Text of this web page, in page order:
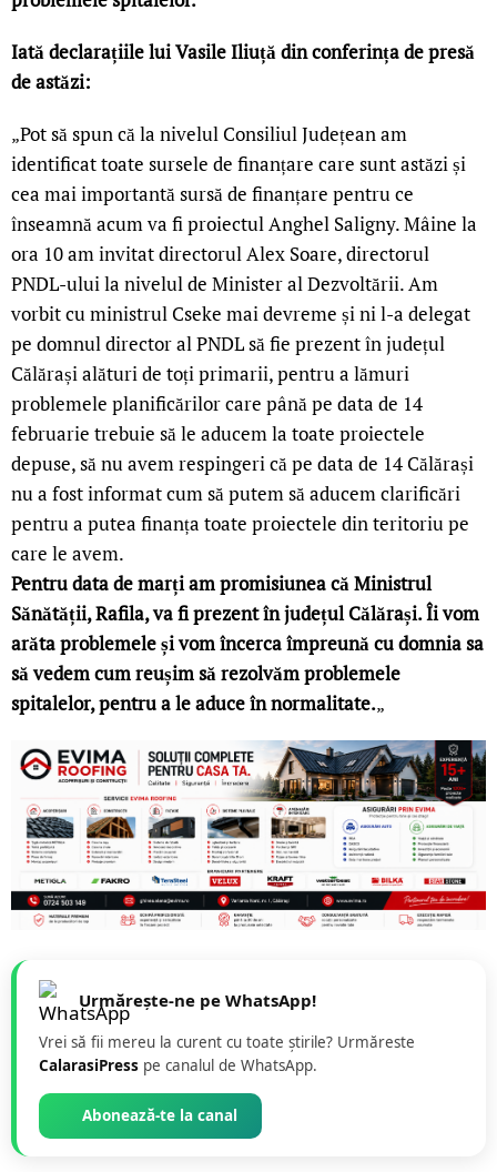
Iată declarațiile lui Vasile Iliuță din conferința de presă
de astăzi:
„Pot să spun că la nivelul Consiliul Județean am
identificat toate sursele de finanțare care sunt astăzi și
cea mai importantă sursă de finanțare pentru ce
înseamnă acum va fi proiectul Anghel Saligny. Mâine la
ora 10 am invitat directorul Alex Soare, directorul
PNDL-ului la nivelul de Minister al Dezvoltării. Am
vorbit cu ministrul Cseke mai devreme și ni l-a delegat
pe domnul director al PNDL să fie prezent în județul
Călărași alături de toți primarii, pentru a lămuri
problemele planificărilor care până pe data de 14
februarie trebuie să le aducem la toate proiectele
depuse, să nu avem respingeri că pe data de 14 Călărași
nu a fost informat cum să putem să aducem clarificări
pentru a putea finanța toate proiectele din teritoriu pe
care le avem.
Pentru data de marți am promisiunea că Ministrul
Sănătății, Rafila, va fi prezent în județul Călărași. Îi vom
arăta problemele și vom încerca împreună cu domnia sa
să vedem cum reușim să rezolvăm problemele
spitalelor, pentru a le aduce în normalitate.„
Urmărește-ne pe WhatsApp!
Vrei să fii mereu la curent cu toate știrile? Urmăreste
CalarasiPress pe canalul de WhatsApp.
Abonează-te la canal